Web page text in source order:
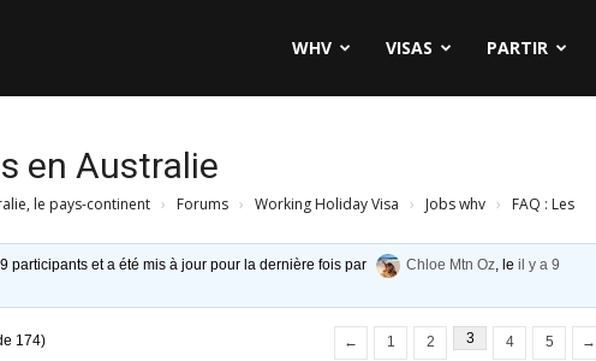
WHV VISAS PARTIR
en Australie
le pays-continent › Forums › Working Holiday Visa › Jobs whv ›
FAQ : Les
participants et a été mis à jour pour la dernière fois par Chloe Mtn Oz, leil y a 9
174) ← 1 2 3 4 5 →